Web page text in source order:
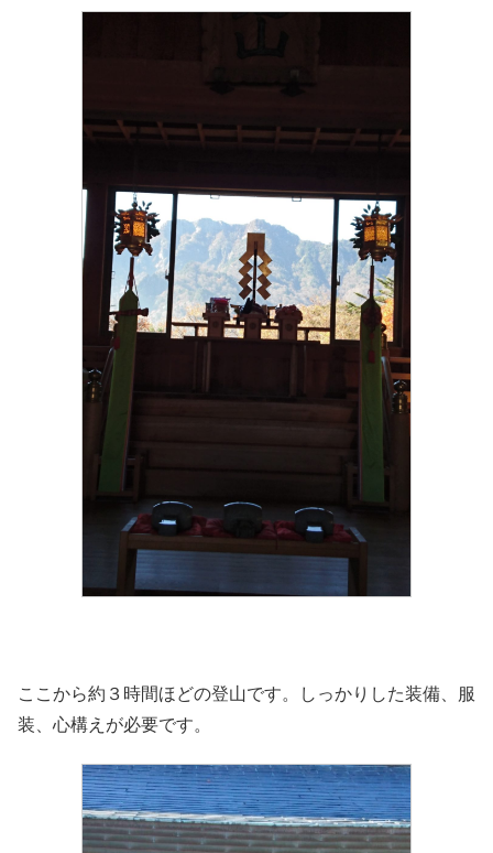
ここから約３時間ほどの登山です。しっかりした装備、服
装、心構えが必要です。